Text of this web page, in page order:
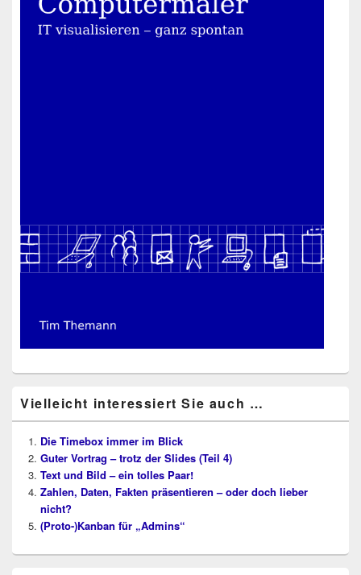
Vielleicht interessiert Sie auch …
Die Timebox immer im Blick
Guter Vortrag – trotz der Slides (Teil 4)
Text und Bild – ein tolles Paar!
Zahlen, Daten, Fakten präsentieren – oder doch lieber
nicht?
(Proto-)Kanban für „Admins“